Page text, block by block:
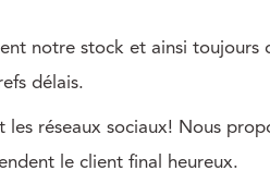
notre stock et ainsi
délais.
réseaux sociaux! Nous
le client final heureux.